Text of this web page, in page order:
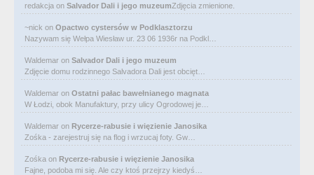
redakcja on Salvador Dali i jego muzeumZdjęcia zmienione.
~nick on Opactwo cystersów w Podklasztorzu
Nazywam się Wełpa Wiesław ur. 23 06 1936r na Podkl…
Waldemar on Salvador Dali i jego muzeum
Zdjęcie domu rodzinnego Salvadora Dali jest obcięt…
Waldemar on Ostatni pałac bawełnianego magnata
W Łodzi, obok Manufaktury, przy ulicy Ogrodowej je…
Waldemar on Rycerze-rabusie i więzienie Janosika
Zośka - zarejestruj się na flog i wrzucaj foty. Gw…
Zośka on Rycerze-rabusie i więzienie Janosika
Fajne, podoba mi się. Ale czy ktoś przejrzy kiedyś…